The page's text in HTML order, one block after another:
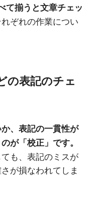
て揃うと文章チェッ
ぞれの作業につい
の表記のチェ
、表記の一貫性が
が「校正」です。
も、表記のミスが
が損なわれてしま